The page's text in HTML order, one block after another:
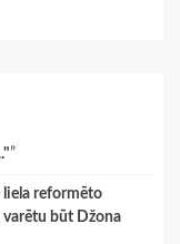
”
liela reformēto
būt Džona